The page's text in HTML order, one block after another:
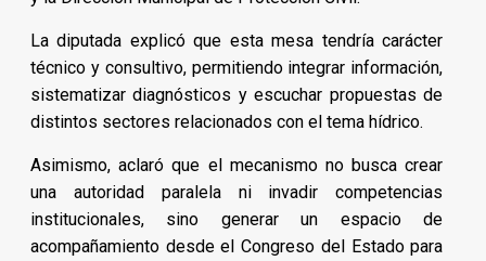
La diputada explicó que esta mesa tendría carácter
técnico y consultivo, permitiendo integrar información,
sistematizar diagnósticos y escuchar propuestas de
distintos sectores relacionados con el tema hídrico.
Asimismo, aclaró que el mecanismo no busca crear
una autoridad paralela ni invadir competencias
institucionales, sino generar un espacio de
acompañamiento desde el Congreso del Estado para